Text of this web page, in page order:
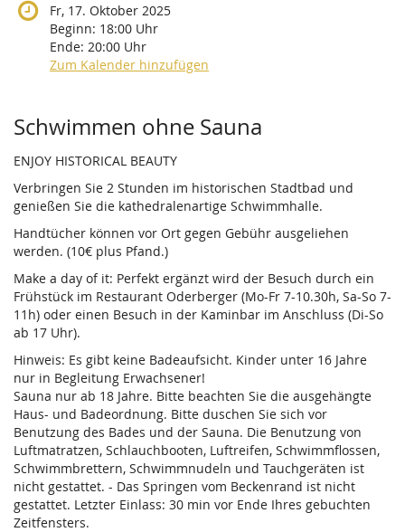
Fr, 17. Oktober 2025
Beginn: 18:00 Uhr
Ende: 20:00 Uhr
Zum Kalender hinzufügen
Produkte
Schwimmen ohne Sauna
ENJOY HISTORICAL BEAUTY
Verbringen Sie 2 Stunden im historischen Stadtbad und
genießen Sie die kathedralenartige Schwimmhalle.
Handtücher können vor Ort gegen Gebühr ausgeliehen
werden. (10€ plus Pfand.)
Make a day of it: Perfekt ergänzt wird der Besuch durch ein
Frühstück im Restaurant Oderberger (Mo-Fr 7-10.30h, Sa-So 7-
11h) oder einen Besuch in der Kaminbar im Anschluss (Di-So
ab 17 Uhr).
Hinweis: Es gibt keine Badeaufsicht. Kinder unter 16 Jahre
nur in Begleitung Erwachsener!
Sauna nur ab 18 Jahre. Bitte beachten Sie die ausgehängte
Haus- und Badeordnung. Bitte duschen Sie sich vor
Benutzung des Bades und der Sauna. Die Benutzung von
Luftmatratzen, Schlauchbooten, Luftreifen, Schwimmflossen,
Schwimmbrettern, Schwimmnudeln und Tauchgeräten ist
nicht gestattet. - Das Springen vom Beckenrand ist nicht
gestattet. Letzter Einlass: 30 min vor Ende Ihres gebuchten
Zeitfensters.